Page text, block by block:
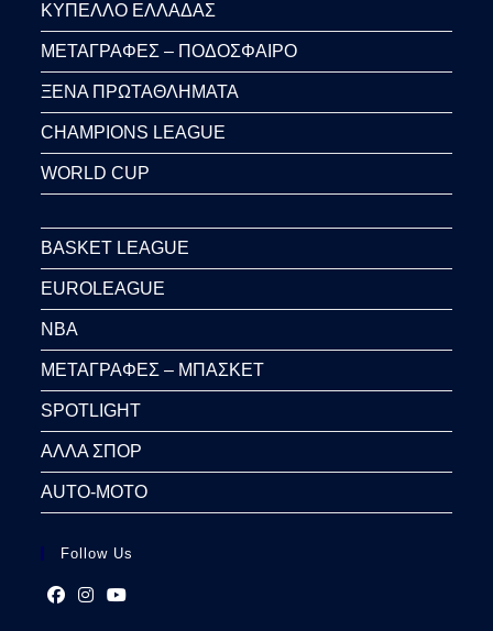
ΚΥΠΕΛΛΟ ΕΛΛΑΔΑΣ
ΜΕΤΑΓΡΑΦΕΣ – ΠΟΔΟΣΦΑΙΡΟ
ΞΕΝΑ ΠΡΩΤΑΘΛΗΜΑΤΑ
CHAMPIONS LEAGUE
WORLD CUP
BASKET LEAGUE
EUROLEAGUE
NBA
ΜΕΤΑΓΡΑΦΕΣ – ΜΠΑΣΚΕΤ
SPOTLIGHT
ΑΛΛΑ ΣΠΟΡ
AUTO-MOTO
Follow Us